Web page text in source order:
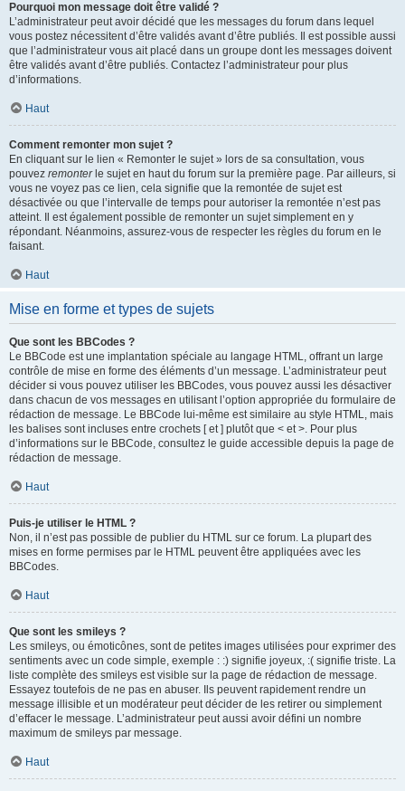
Pourquoi mon message doit être validé ?
L’administrateur peut avoir décidé que les messages du forum dans lequel
vous postez nécessitent d’être validés avant d’être publiés. Il est possible aussi
que l’administrateur vous ait placé dans un groupe dont les messages doivent
être validés avant d’être publiés. Contactez l’administrateur pour plus
d’informations.
Haut
Comment remonter mon sujet ?
En cliquant sur le lien « Remonter le sujet » lors de sa consultation, vous
pouvez remonterle sujet en haut du forum sur la première page. Par ailleurs, si
vous ne voyez pas ce lien, cela signifie que la remontée de sujet est
désactivée ou que l’intervalle de temps pour autoriser la remontée n’est pas
atteint. Il est également possible de remonter un sujet simplement en y
répondant. Néanmoins, assurez-vous de respecter les règles du forum en le
faisant.
Haut
Mise en forme et types de sujets
Que sont les BBCodes ?
Le BBCode est une implantation spéciale au langage HTML, offrant un large
contrôle de mise en forme des éléments d’un message. L’administrateur peut
décider si vous pouvez utiliser les BBCodes, vous pouvez aussi les désactiver
dans chacun de vos messages en utilisant l’option appropriée du formulaire de
rédaction de message. Le BBCode lui-même est similaire au style HTML, mais
les balises sont incluses entre crochets [ et ] plutôt que < et >. Pour plus
d’informations sur le BBCode, consultez le guide accessible depuis la page de
rédaction de message.
Haut
Puis-je utiliser le HTML ?
Non, il n’est pas possible de publier du HTML sur ce forum. La plupart des
mises en forme permises par le HTML peuvent être appliquées avec les
BBCodes.
Haut
Que sont les smileys ?
Les smileys, ou émoticônes, sont de petites images utilisées pour exprimer des
sentiments avec un code simple, exemple : :) signifie joyeux, :( signifie triste. La
liste complète des smileys est visible sur la page de rédaction de message.
Essayez toutefois de ne pas en abuser. Ils peuvent rapidement rendre un
message illisible et un modérateur peut décider de les retirer ou simplement
d’effacer le message. L’administrateur peut aussi avoir défini un nombre
maximum de smileys par message.
Haut